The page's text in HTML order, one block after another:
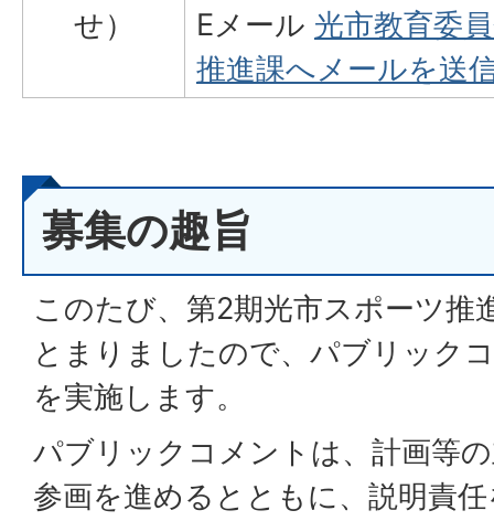
せ）
Eメール 光市教育委
推進課へメールを送
募集の趣旨
このたび、第2期光市スポーツ推
とまりましたので、パブリック
を実施します。
パブリックコメントは、計画等
参画を進めるとともに、説明責